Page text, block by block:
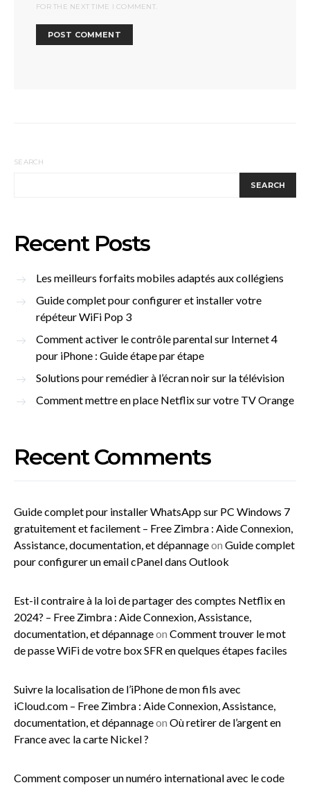
FOR THE NEXT TIME I COMMENT.
SEARCH
SEARCH
Recent Posts
Les meilleurs forfaits mobiles adaptés aux collégiens
Guide complet pour configurer et installer votre
répéteur WiFi Pop 3
Comment activer le contrôle parental sur Internet 4
pour iPhone : Guide étape par étape
Solutions pour remédier à l’écran noir sur la télévision
Comment mettre en place Netflix sur votre TV Orange
Recent Comments
Guide complet pour installer WhatsApp sur PC Windows 7
gratuitement et facilement – Free Zimbra : Aide Connexion,
Assistance, documentation, et dépannageon Guide complet
pour configurer un email cPanel dans Outlook
Est-il contraire à la loi de partager des comptes Netflix en
2024? – Free Zimbra : Aide Connexion, Assistance,
documentation, et dépannageon Comment trouver le mot
de passe WiFi de votre box SFR en quelques étapes faciles
Suivre la localisation de l’iPhone de mon fils avec
iCloud.com – Free Zimbra : Aide Connexion, Assistance,
documentation, et dépannageon Où retirer de l’argent en
France avec la carte Nickel ?
Comment composer un numéro international avec le code